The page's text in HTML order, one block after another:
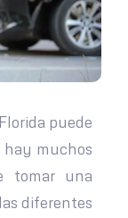
puede
hay muchos
tomar una
diferentes